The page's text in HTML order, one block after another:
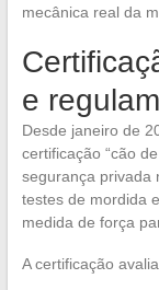
mecânica real da
e
Desde janeiro de
certificação “cão
segurança privada
testes de mordida
medida de força
A certificação